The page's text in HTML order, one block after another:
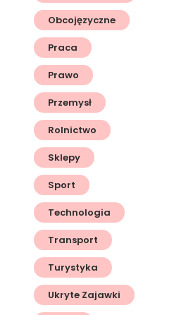
Obcojęzyczne
Praca
Prawo
Przemysł
Rolnictwo
Sklepy
Sport
Technologia
Transport
Turystyka
Ukryte Zajawki